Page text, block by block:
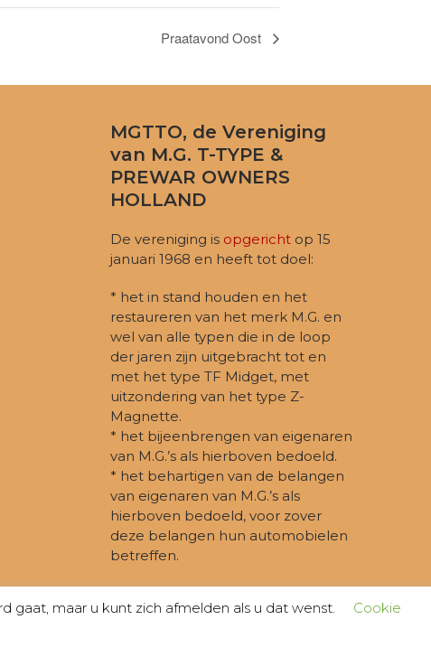
Praatavond Oost
MGTTO, de Vereniging
van M.G. T-TYPE &
PREWAR OWNERS
HOLLAND
De vereniging is opgericht op 15
januari 1968 en heeft tot doel:
* het in stand houden en het
restaureren van het merk M.G. en
wel van alle typen die in de loop
der jaren zijn uitgebracht tot en
met het type TF Midget, met
uitzondering van het type Z-
Magnette.
* het bijeenbrengen van eigenaren
van M.G.’s als hierboven bedoeld.
* het behartigen van de belangen
van eigenaren van M.G.’s als
hierboven bedoeld, voor zover
deze belangen hun automobielen
betreffen.
gaat, maar u kunt zich afmelden als u dat wenst.
Cookie